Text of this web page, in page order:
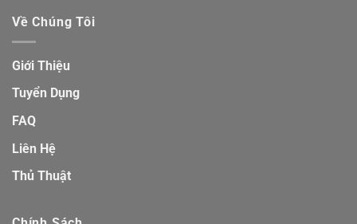
Về Chúng Tôi
Giới Thiệu
Tuyển Dụng
FAQ
Liên Hệ
Thủ Thuật